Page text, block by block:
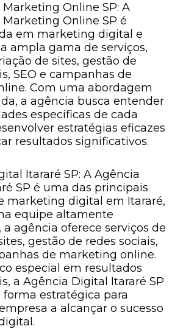
Online SP: A
Online SP é
em marketing digital e
ampla gama de serviços,
de sites, gestão de
SEO e campanhas de
Com uma abordagem
a agência busca entender
específicas de cada
estratégias eficazes
resultados significativos.
Itararé SP: A Agência
SP é uma das principais
marketing digital em Itararé,
equipe altamente
agência oferece serviços de
gestão de redes sociais,
de marketing online.
especial em resultados
a Agência Digital Itararé SP
estratégica para
a alcançar o sucesso